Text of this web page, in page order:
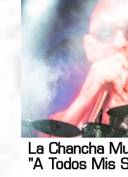
La Chancha
"A Todos Mis